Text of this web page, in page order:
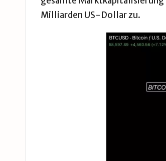
Milliarden US-Dollar zu.